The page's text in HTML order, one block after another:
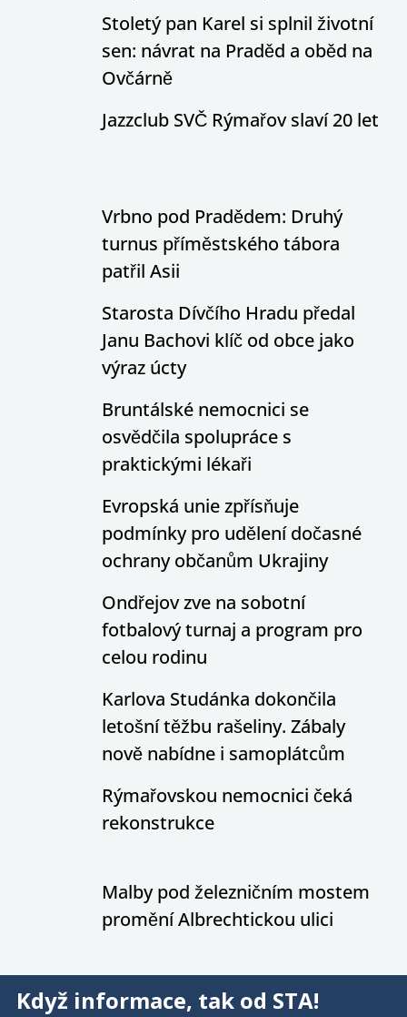
Stoletý pan Karel si splnil životní
sen: návrat na Praděd a oběd na
Ovčárně
Jazzclub SVČ Rýmařov slaví 20 let
Vrbno pod Pradědem: Druhý
turnus příměstského tábora
patřil Asii
Starosta Dívčího Hradu předal
Janu Bachovi klíč od obce jako
výraz úcty
Bruntálské nemocnici se
osvědčila spolupráce s
praktickými lékaři
Evropská unie zpřísňuje
podmínky pro udělení dočasné
ochrany občanům Ukrajiny
Ondřejov zve na sobotní
fotbalový turnaj a program pro
celou rodinu
Karlova Studánka dokončila
letošní těžbu rašeliny. Zábaly
nově nabídne i samoplátcům
Rýmařovskou nemocnici čeká
rekonstrukce
Malby pod železničním mostem
promění Albrechtickou ulici
Když informace, tak od STA!